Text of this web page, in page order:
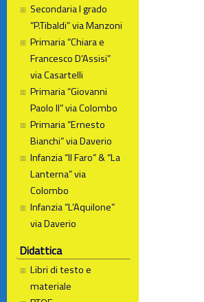
Secondaria I grado
“P.Tibaldi” via Manzoni
Primaria “Chiara e
Francesco D’Assisi”
via Casartelli
Primaria “Giovanni
Paolo II” via Colombo
Primaria “Ernesto
Bianchi” via Daverio
Infanzia “Il Faro” & “La
Lanterna” via
Colombo
Infanzia “L’Aquilone”
via Daverio
Didattica
Libri di testo e
materiale